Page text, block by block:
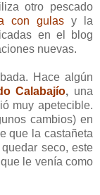
otro pescado
con gulasy la
en el blog
nuevas.
Hace algún
Calabajío, una
muy apetecible.
cambios) en
que la castañeta
seco, este
le venía como